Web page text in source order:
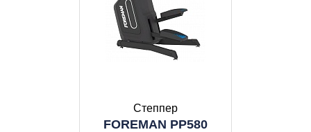
Степпер
FOREMAN PP580